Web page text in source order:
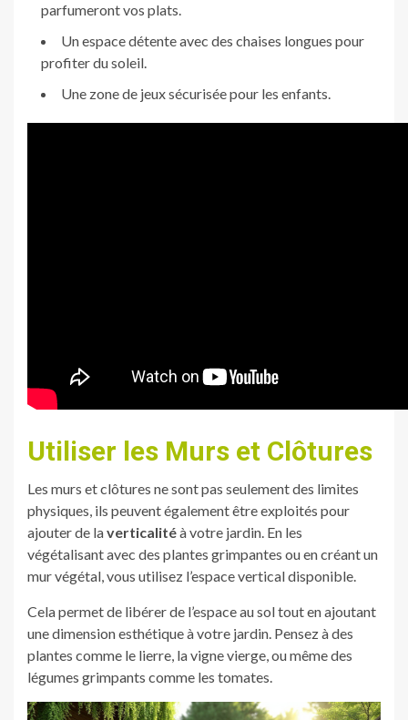
parfumeront vos plats.
Un espace détente avec des chaises longues pour
profiter du soleil.
Une zone de jeux sécurisée pour les enfants.
Utiliser les Murs et Clôtures
Les murs et clôtures ne sont pas seulement des limites
physiques, ils peuvent également être exploités pour
ajouter de laverticalitéà votre jardin. En les
végétalisant avec des plantes grimpantes ou en créant un
mur végétal, vous utilisez l’espace vertical disponible.
Cela permet de libérer de l’espace au sol tout en ajoutant
une dimension esthétique à votre jardin. Pensez à des
plantes comme le lierre, la vigne vierge, ou même des
légumes grimpants comme les tomates.